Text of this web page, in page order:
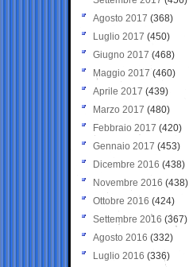
Agosto 2017 (368)
Luglio 2017 (450)
Giugno 2017 (468)
Maggio 2017 (460)
Aprile 2017 (439)
Marzo 2017 (480)
Febbraio 2017 (420)
Gennaio 2017 (453)
Dicembre 2016 (438)
Novembre 2016 (438)
Ottobre 2016 (424)
Settembre 2016 (367)
Agosto 2016 (332)
Luglio 2016 (336)